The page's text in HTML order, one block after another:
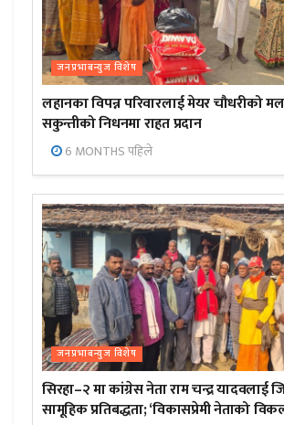
जनप्रभाबन्युज विशेष
लहानका विपन्न परिवारलाई मेयर चौधरीको
सकुन्तीको निधनमा राहत प्रदान
6 MONTHS पहिले
जनप्रभाबन्युज विशेष
सिरहा–२ मा कांग्रेस नेता राम चन्द्र यादवलाई
सामूहिक प्रतिबद्धता; ‘विकासप्रेमी नेताको